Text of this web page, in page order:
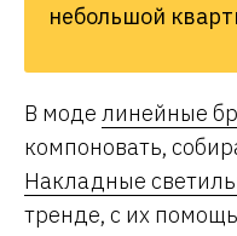
небольшой
В моде линейные
компоновать,
Накладные
тренде, с их